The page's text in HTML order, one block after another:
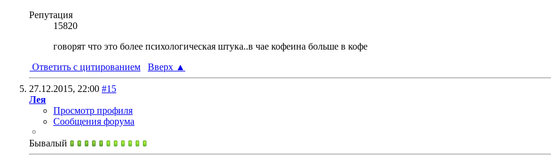
Репутация
15820
говорят что это более психологическая штука..в чае кофеина больше в кофе
Ответить с цитированием
Вверх ▲
27.12.2015, 22:00 #15
Лея
Просмотр профиля
Сообщения форума
Бывалый